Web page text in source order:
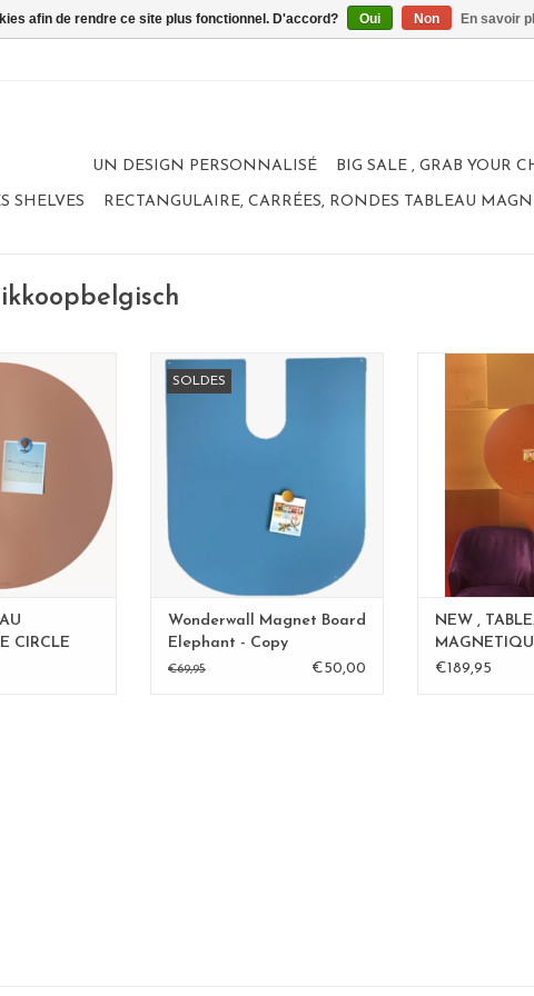
UN DESIGN PERSONNALISÉ BIG SALE , GRAB YOUR
SHELVES RECTANGULAIRE, CARRÉES, RONDES TABLEAU
steel
Rose
PANIER
CIRCLE
Copy -
SOLDES
Wonderwall Magnet Board
Elephant - Copy
AJOUTER AU PANIER
Wonderwall Magnet Board
Elephant - Copy
€69,95 €50,00
material:
100%
AJOUTER
NEW ,
ROSE - 60
€189,95
afin de rendre ce site plus fonctionnel. D'accord? Oui Non En savoir